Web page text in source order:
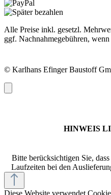
Alle Preise inkl. gesetzl.
ggf. Nachnahmegebühren,
© Karlhans Efinger Baustoff
HINWEIS
Bitte berücksichtigen Sie,
Laufzeiten bei den